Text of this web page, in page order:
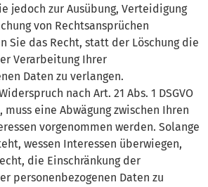
jedoch zur Ausübung, Verteidigung
von Rechtsansprüchen
Sie das Recht, statt der Löschung die
Verarbeitung Ihrer
Daten zu verlangen.
nach Art. 21 Abs. 1 DSGVO
eine Abwägung zwischen Ihren
vorgenommen werden. Solange
wessen Interessen überwiegen,
die Einschränkung der
personenbezogenen Daten zu